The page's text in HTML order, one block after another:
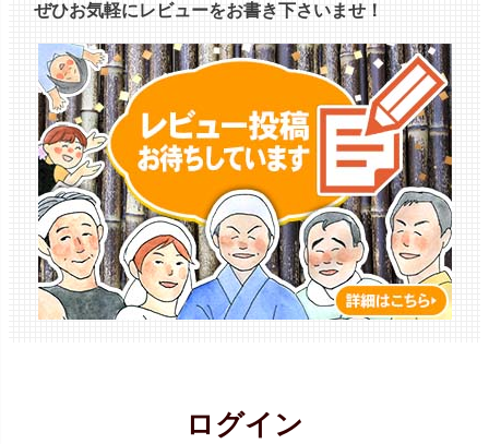
ぜひお気軽にレビューをお書き下さいませ！
ログイン